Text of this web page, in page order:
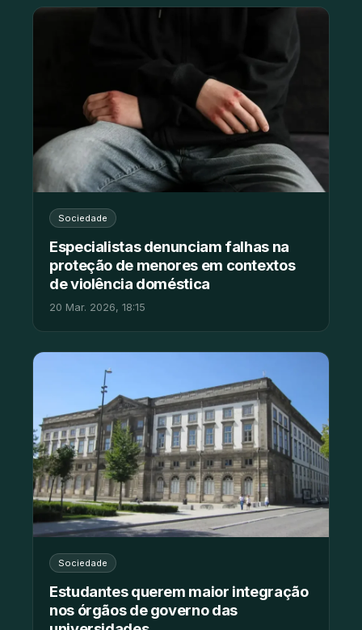
Sociedade
Especialistas denunciam falhas na
proteção de menores em contextos
de violência doméstica
20 Mar. 2026, 18:15
Sociedade
Estudantes querem maior integração
nos órgãos de governo das